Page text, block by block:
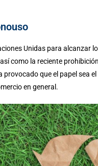
Unidas para alcanzar
como la reciente
provocado que el papel sea
en general.